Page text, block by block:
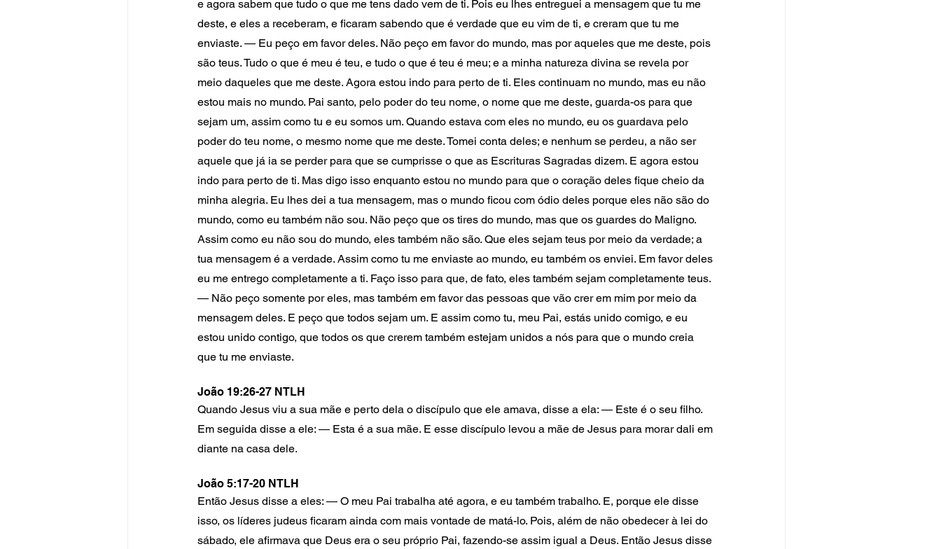
e agora sabem que tudo o que me tens dado vem de ti. Pois eu lhes entreguei a mensagem que tu me
deste, e eles a receberam, e ficaram sabendo que é verdade que eu vim de ti, e creram que tu me
enviaste. — Eu peço em favor deles. Não peço em favor do mundo, mas por aqueles que me deste, pois
são teus. Tudo o que é meu é teu, e tudo o que é teu é meu; e a minha natureza divina se revela por
meio daqueles que me deste. Agora estou indo para perto de ti. Eles continuam no mundo, mas eu não
estou mais no mundo. Pai santo, pelo poder do teu nome, o nome que me deste, guarda-os para que
sejam um, assim como tu e eu somos um. Quando estava com eles no mundo, eu os guardava pelo
poder do teu nome, o mesmo nome que me deste. Tomei conta deles; e nenhum se perdeu, a não ser
aquele que já ia se perder para que se cumprisse o que as Escrituras Sagradas dizem. E agora estou
indo para perto de ti. Mas digo isso enquanto estou no mundo para que o coração deles fique cheio da
minha alegria. Eu lhes dei a tua mensagem, mas o mundo ficou com ódio deles porque eles não são do
mundo, como eu também não sou. Não peço que os tires do mundo, mas que os guardes do Maligno.
Assim como eu não sou do mundo, eles também não são. Que eles sejam teus por meio da verdade; a
tua mensagem é a verdade. Assim como tu me enviaste ao mundo, eu também os enviei. Em favor deles
eu me entrego completamente a ti. Faço isso para que, de fato, eles também sejam completamente teus.
— Não peço somente por eles, mas também em favor das pessoas que vão crer em mim por meio da
mensagem deles. E peço que todos sejam um. E assim como tu, meu Pai, estás unido comigo, e eu
estou unido contigo, que todos os que crerem também estejam unidos a nós para que o mundo creia
que tu me enviaste.
João 19:26-27 NTLH
Quando Jesus viu a sua mãe e perto dela o discípulo que ele amava, disse a ela: — Este é o seu filho.
Em seguida disse a ele: — Esta é a sua mãe. E esse discípulo levou a mãe de Jesus para morar dali em
diante na casa dele.
João 5:17-20 NTLH
Então Jesus disse a eles: — O meu Pai trabalha até agora, e eu também trabalho. E, porque ele disse
isso, os líderes judeus ficaram ainda com mais vontade de matá-lo. Pois, além de não obedecer à lei do
sábado, ele afirmava que Deus era o seu próprio Pai, fazendo-se assim igual a Deus. Então Jesus disse